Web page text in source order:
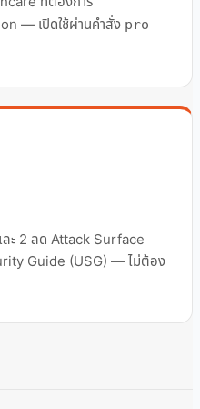
— เปิดใช้ผ่านคำสั่ง pro
ะ 2 ลด Attack Surface
Guide (USG) — ไม่ต้อง